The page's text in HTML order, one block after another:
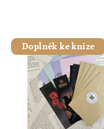
Doplněk ke knize